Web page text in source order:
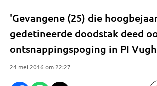
'Gevangene (25) die
gedetineerde doodstak deed
ontsnappingspoging in PI
24 mei 2016 om 22:27